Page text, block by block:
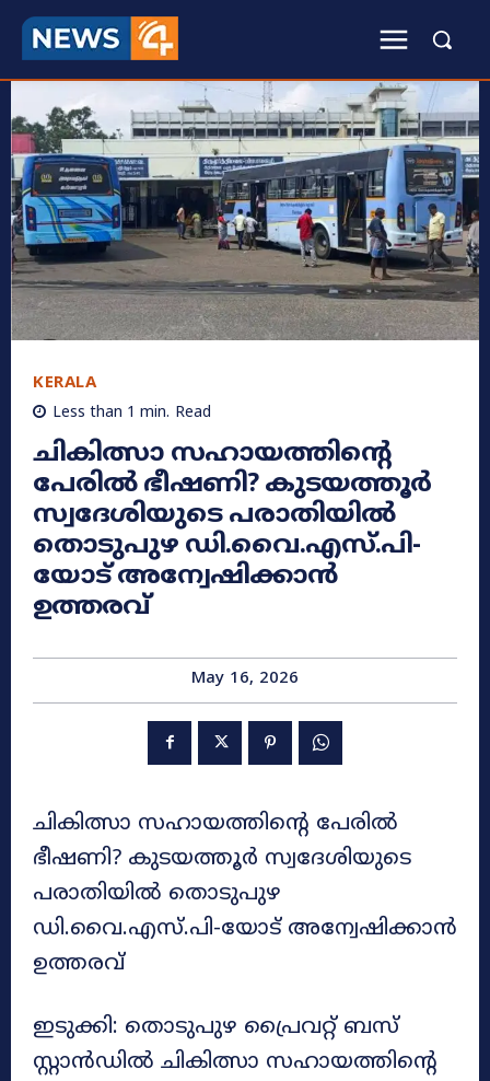
KERALA
Less than 1 min. Read
ചികിത്സാ സഹായത്തിന്റെ
പേരിൽ ഭീഷണി? കുടയത്തൂർ
സ്വദേശിയുടെ പരാതിയിൽ
തൊടുപുഴ ഡി.വൈ.എസ്.പി-
യോട് അന്വേഷിക്കാൻ
ഉത്തരവ്
May 16, 2026
ചികിത്സാ സഹായത്തിന്റെ പേരിൽ
ഭീഷണി? കുടയത്തൂർ സ്വദേശിയുടെ
പരാതിയിൽ തൊടുപുഴ
ഡി.വൈ.എസ്.പി-യോട് അന്വേഷിക്കാൻ
ഉത്തരവ്
ഇടുക്കി: തൊടുപുഴ പ്രൈവറ്റ് ബസ്
സ്റ്റാൻഡിൽ ചികിത്സാ സഹായത്തിന്റെ